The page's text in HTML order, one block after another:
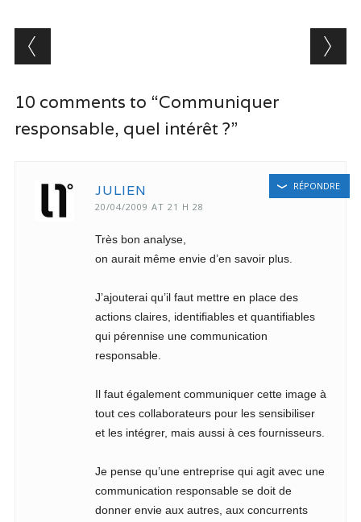
Post navigation
10 comments to “Communiquer
responsable, quel intérêt ?”
JULIEN
20/04/2009 AT 21 H 28
Très bon analyse,
on aurait même envie d’en savoir plus.
J’ajouterai qu’il faut mettre en place des
actions claires, identifiables et quantifiables
qui pérennise une communication
responsable.
Il faut également communiquer cette image à
tout ces collaborateurs pour les sensibiliser
et les intégrer, mais aussi à ces fournisseurs.
Je pense qu’une entreprise qui agit avec une
communication responsable se doit de
donner envie aux autres, aux concurrents
RÉPONDRE